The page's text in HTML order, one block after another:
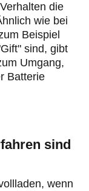
die
wie bei
Beispiel
sind, gibt
Umgang,
Batterie
sind
wenn